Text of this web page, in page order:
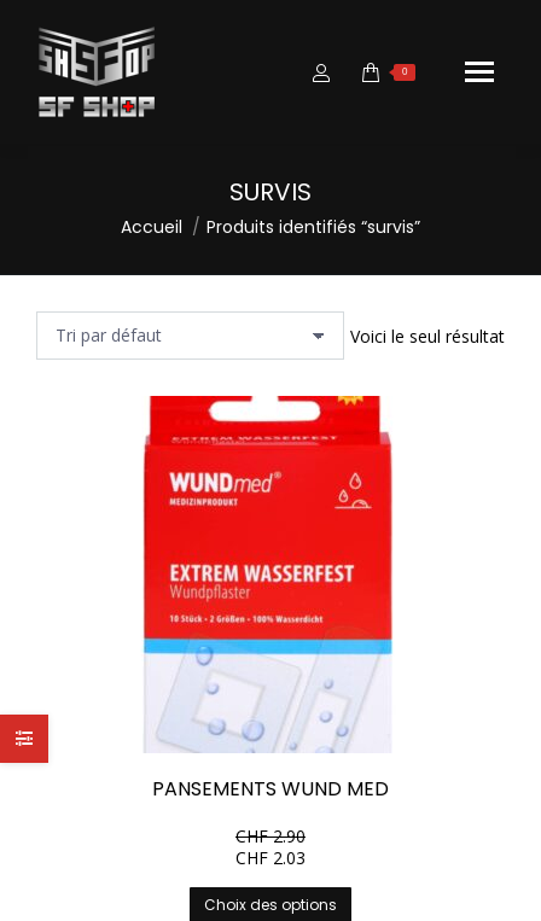
0
SURVIS
Vous êtes ici :
Accueil Produits identifiés “survis”
Voici le seul résultat
PANSEMENTS WUND MED
CHF2.90
CHF 2.03
Choix des options
Ce